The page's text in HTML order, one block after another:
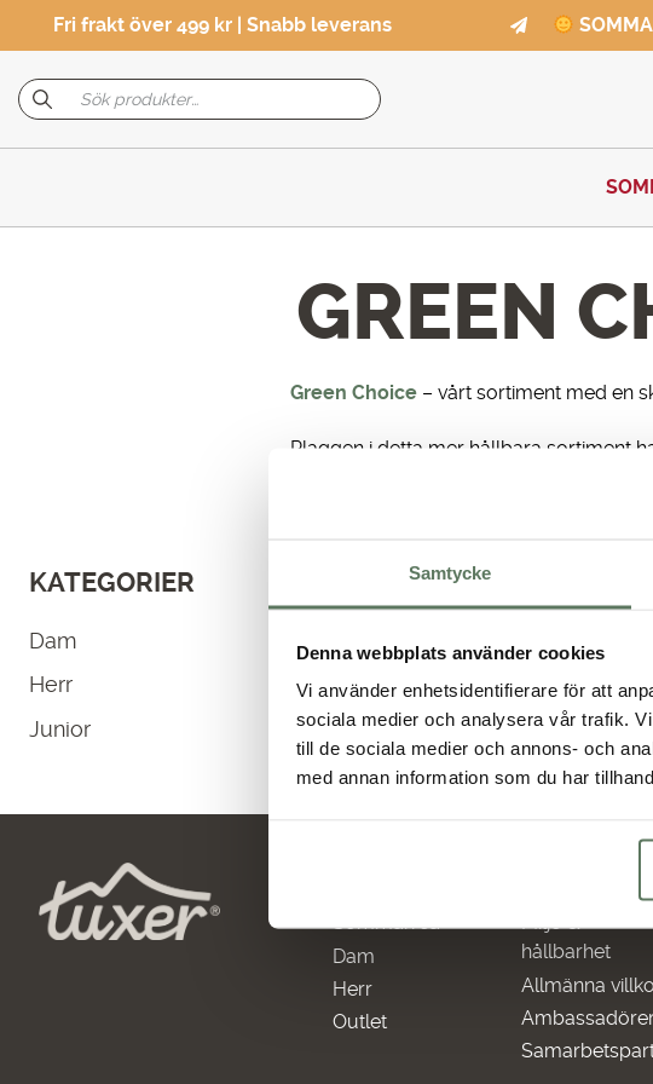
Samtycke
Denna webbplats använder cookies
Vi använder enhetsidentifierare för att
sociala medier och analysera vår trafik.
till de sociala medier och annons- och
med annan information som du har
Fri frakt över 499 kr | Snabb leverans
GREEN
Green Choice – vårt sortiment med en
Plaggen i detta mer hållbara sortiment
Produkter märkta med Reco tillhör
hållbara produkter är en spännande
KATEGORIER
Dam
Herr
Junior
Inga produkter hittades som motsvarar
Sommarrea
Dam
Herr
Outlet
Miljö &
hållbarhet
Allmänna